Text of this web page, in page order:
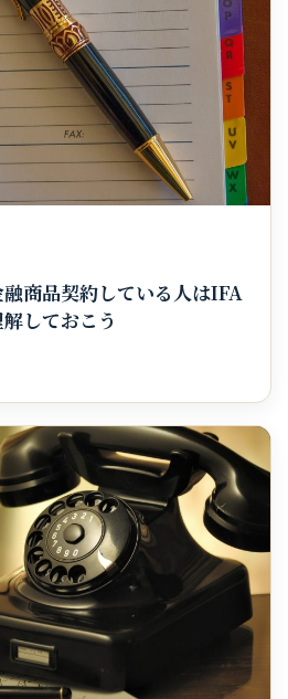
商品契約している人はIFA
しておこう